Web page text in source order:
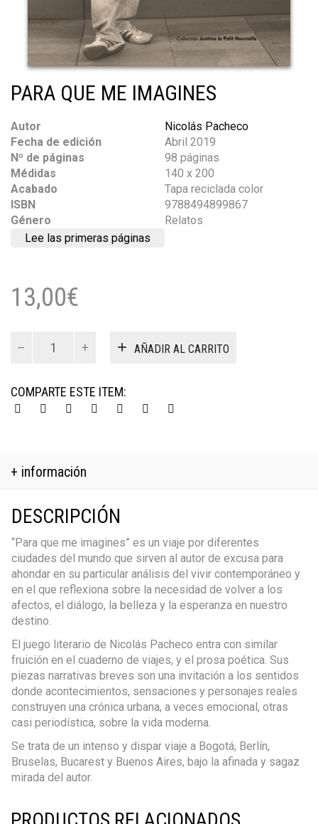
PARA QUE ME IMAGINES
Autor
Nicolás Pacheco
Fecha de edición
Abril 2019
Nº de páginas
98 páginas
Médidas
140 x 200
Acabado
Tapa reciclada color
ISBN
9788494899867
Género
Relatos
Lee las primeras páginas
13,00€
imagines
cantidad
AÑADIR AL CARRITO
COMPARTE ESTE ITEM:
+ información
DESCRIPCIÓN
“Para que me imagines” es un viaje por diferentes
ciudades del mundo que sirven al autor de excusa para
ahondar en su particular análisis del vivir contemporáneo y
en el que reflexiona sobre la necesidad de volver a los
afectos, el diálogo, la belleza y la esperanza en nuestro
destino.
El juego literario de Nicolás Pacheco entra con similar
fruición en el cuaderno de viajes, y el prosa poética. Sus
piezas narrativas breves son una invitación a los sentidos
donde acontecimientos, sensaciones y personajes reales
construyen una crónica urbana, a veces emocional, otras
casi periodística, sobre la vida moderna.
Se trata de un intenso y dispar viaje a Bogotá, Berlín,
Bruselas, Bucarest y Buenos Aires, bajo la afinada y sagaz
mirada del autor.